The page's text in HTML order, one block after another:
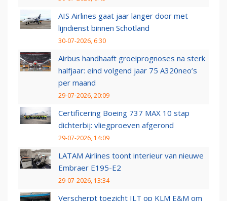
AIS Airlines gaat jaar langer door met
lijndienst binnen Schotland
30-07-2026, 6:30
Airbus handhaaft groeiprognoses na sterk
halfjaar: eind volgend jaar 75 A320neo’s
per maand
29-07-2026, 20:09
Certificering Boeing 737 MAX 10 stap
dichterbij: vliegproeven afgerond
29-07-2026, 14:09
LATAM Airlines toont interieur van nieuwe
Embraer E195-E2
29-07-2026, 13:34
Verscherpt toezicht ILT op KLM E&M om